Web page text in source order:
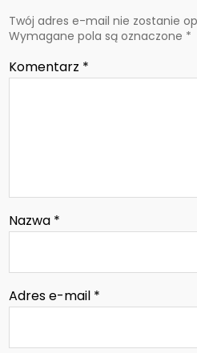
Twój adres e-mail nie zostanie
Wymagane pola są oznaczone *
Komentarz *
Nazwa *
Adres e-mail *